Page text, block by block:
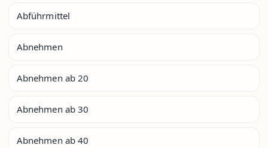
Abführmittel
Abnehmen
Abnehmen ab 20
Abnehmen ab 30
Abnehmen ab 40